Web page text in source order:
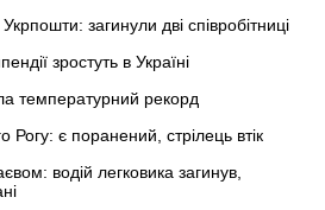
загинули дві співробітниці
зростуть в Україні
температурний рекорд
Рогу: є поранений, стрілець втік
водій легковика загинув,